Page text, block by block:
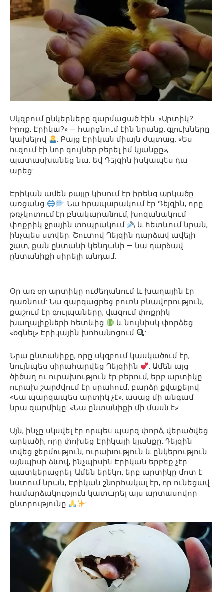
Սկզբում ընկերները զարմացած էին. «Արտիկ?
Իրոք, Էրիկա?» — հարցնում էին նրանք, գլուխները
կախելով
: Բայց Էրիկան միայն ժպտաց. «Ես
ուզում էի նոր գույներ բերել իմ կյանքը»,
պատասխանեց նա: Եվ Դեյզին իսկապես դա
արեց:
Էրիկան ամեն քայլը կիսում էր իրենց արկածը
առցանց
: Նա հրապարակում էր Դեյզին, որը
թռչկոտում էր բնակարանում, խոզանակում
փոքրիկ ջրային տոպրակում
և հետևում նրան,
ինչպես ստվեր: Շուտով Դեյզին դարձավ ավելի
շատ, քան ընտանի կենդանի — նա դարձավ
ընտանիքի սիրելի անդամ:
Օր առ օր արտիկը ուժեղանում և խաղային էր
դառնում: Նա զարգացրեց բուռն բնավորություն,
քաշում էր գուլպաները, վազում փոքրիկ
խաղալիքների հետևից
և նույնիսկ փորձեց
«օգնել» Էրիկային խոհանոցում
:
Նրա ընտանիքը, որը սկզբում կասկածում էր,
նույնպես սիրահարվեց Դեյզիին
: Ամեն այց
ծիծաղ ու ուրախություն էր բերում, երբ արտիկը
ուրախ շարժվում էր սրահում, բարձր քվաքելով:
«Նա պարզապես արտիկ չէ», ասաց մի անգամ
նրա զարմիկը: «Նա ընտանիքի մի մասն է»:
Այն, ինչը սկսվել էր որպես պարզ փորձ, վերածվեց
արկածի, որը փոխեց Էրիկայի կյանքը: Դեյզին
տվեց ջերմություն, ուրախություն և ընկերություն
այնպիսի ձևով, ինչպիսին Էրիկան երբեք չէր
պատկերացրել: Ամեն երեկո, երբ արտիկը մոտ է
նստում նրան, Էրիկան շնորհակալ էր, որ ունեցավ
համարձակություն կատարել այս արտասովոր
ընտրությունը
: